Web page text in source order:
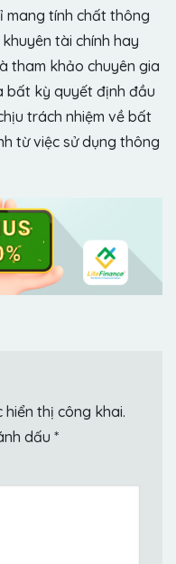
mang tính chất thông
tài chính hay
tham khảo chuyên gia
bất kỳ quyết định đầu
trách nhiệm về bất
từ việc sử dụng thông
hiển thị công khai.
dấu *